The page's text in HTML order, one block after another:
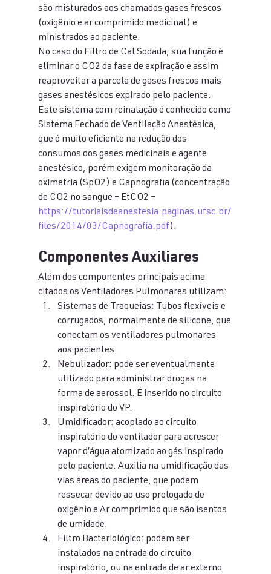
são misturados aos chamados gases frescos
(oxigênio e ar comprimido medicinal) e
ministrados ao paciente.
No caso do Filtro de Cal Sodada, sua função é
eliminar o CO2 da fase de expiração e assim
reaproveitar a parcela de gases frescos mais
gases anestésicos expirado pelo paciente.
Este sistema com reinalação é conhecido como
Sistema Fechado de Ventilação Anestésica,
que é muito eficiente na redução dos
consumos dos gases medicinais e agente
anestésico, porém exigem monitoração da
oximetria (SpO2) e Capnografia (concentração
de CO2 no sangue – EtCO2 –
https://tutoriaisdeanestesia.paginas.ufsc.br/
files/2014/03/Capnografia.pdf).
Componentes Auxiliares
Além dos componentes principais acima
citados os Ventiladores Pulmonares utilizam:
Sistemas de Traqueias: Tubos flexíveis e
corrugados, normalmente de silicone, que
conectam os ventiladores pulmonares
aos pacientes.
Nebulizador: pode ser eventualmente
utilizado para administrar drogas na
forma de aerossol. É inserido no circuito
inspiratório do VP.
Umidificador: acoplado ao circuito
inspiratório do ventilador para acrescer
vapor d’água atomizado ao gás inspirado
pelo paciente. Auxilia na umidificação das
vias áreas do paciente, que podem
ressecar devido ao uso prologado de
oxigênio e Ar comprimido que são isentos
de umidade.
Filtro Bacteriológico: podem ser
instalados na entrada do circuito
inspiratório, ou na entrada de ar externo